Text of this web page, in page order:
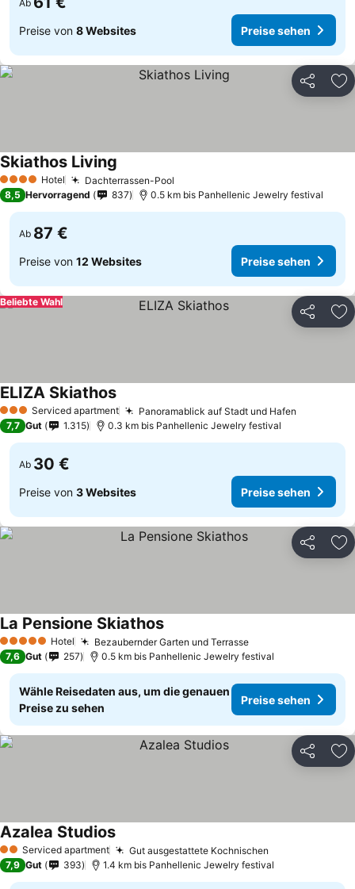
Ab
Preise von 8 Websites Preise sehen
Teilen
4 Sterne Hotel Dachterrassen-Pool
Skiathos Living
8,5 Hervorragend 837 0.5 km bis Panhellenic Jewelry festival
Ab 87 €
Preise von 12 Websites Preise sehen
Teilen
Beliebte Wahl
3 SterneServiced apartment Panoramablick auf Stadt und Hafen
ELIZA SkiathosPreise sehen
7,7 Gut 1.315 0.3 km bis Panhellenic Jewelry festival
Ab 30 €
Preise von 3 Websites Preise sehen
Teilen
5 Sterne Hotel Bezaubernder Garten und TerrassePreise sehen
La Pensione SkiathosPreise sehen
7,6 Gut 257 0.5 km bis Panhellenic Jewelry festival
Wähle Reisedaten aus, um die genauen
Preise zu sehen
Preise sehen
Teilen
2 SterneServiced apartment Gut ausgestattete Kochnischen
Azalea StudiosPreise sehen
7,9 Gut 393 1.4 km bis Panhellenic Jewelry festival